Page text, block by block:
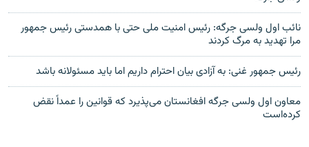
نائب اول ولسی جرگه: رئیس امنیت ملی حتی با همدستی رئیس جمهور
مرا تهدید به مرگ کردند
رئیس جمهور غنی: به آزادی بیان احترام داریم اما باید مسئولانه باشد
معاون اول ولسی جرگه افغانستان می‌پذیرد که قوانین را عمداً نقض
کرده‌است